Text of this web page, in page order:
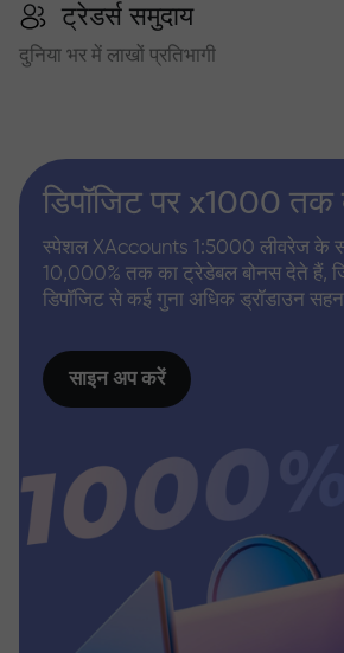
ट्रेडर्स समुदाय
दुनिया भर में लाखों प्रतिभागी
डिपॉजिट पर x1000 तक
स्पेशल XAccounts 1:5000 लीवरेज के
10,000% तक का ट्रेडेबल बोनस देते हैं,
डिपॉजिट से कई गुना अधिक ड्रॉडाउन
साइन अप करें